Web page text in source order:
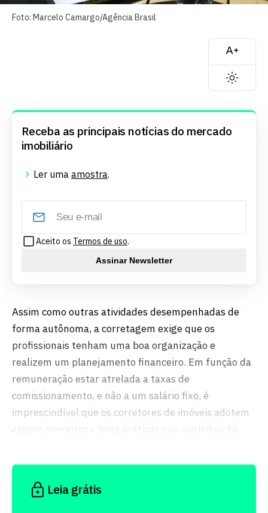
Foto: Marcelo Camargo/Agência Brasil
Receba as principais notícias do mercado
imobiliário
Ler uma amostra.
Aceito os Termos de uso.
Assinar Newsletter
Assim como outras atividades desempenhadas de
forma autônoma, a corretagem exige que os
profissionais tenham uma boa organização e
realizem um planejamento financeiro. Em função da
remuneração estar atrelada a taxas de
comissionamento, e não a um salário fixo, é
imprescindível que os corretores de imóveis adotem
alguns preceitos e boas práticas que contribuirão
Leia grátis